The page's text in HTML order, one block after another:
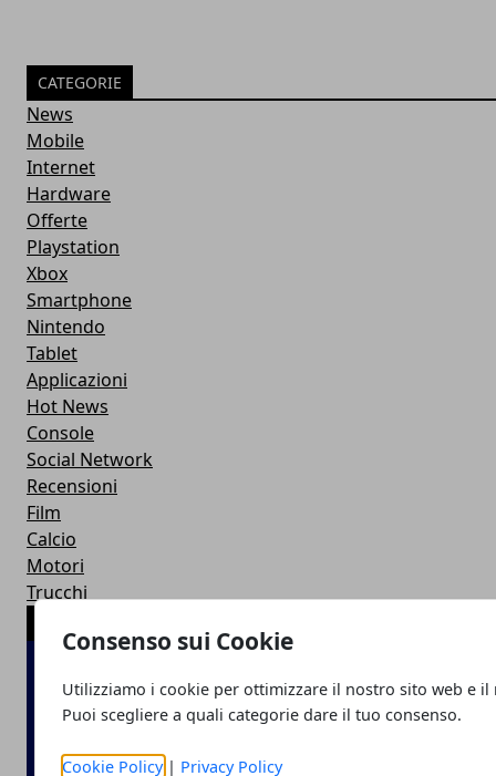
Consenso sui Cookie
Utilizziamo i cookie per ottimizzare il nostro sito web e il
Puoi scegliere a quali categorie dare il tuo consenso.
Cookie Policy| Privacy Policy
CATEGORIE
News
Mobile
Internet
Hardware
Offerte
Playstation
Xbox
Smartphone
Nintendo
Tablet
Applicazioni
Hot News
Console
Social Network
Recensioni
Film
Calcio
Motori
Trucchi